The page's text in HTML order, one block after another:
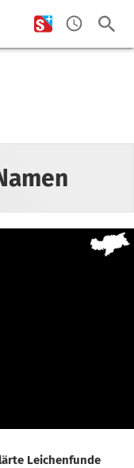
Leichenfunde